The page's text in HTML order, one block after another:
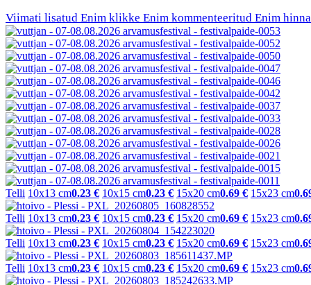
Viimati lisatud Enim klikke Enim kommenteeritud Enim
Telli 10x13 cm0.23 € 10x15 cm0.23 € 15x20 cm0.69 € 15x23 cm
Telli 10x13 cm0.23 € 10x15 cm0.23 € 15x20 cm0.69 € 15x23 cm
Telli 10x13 cm0.23 € 10x15 cm0.23 € 15x20 cm0.69 € 15x23 cm
Telli 10x13 cm0.23 € 10x15 cm0.23 € 15x20 cm0.69 € 15x23 cm